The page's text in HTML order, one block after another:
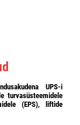
UPS-i
turvasüsteemidele
(EPS), liftide